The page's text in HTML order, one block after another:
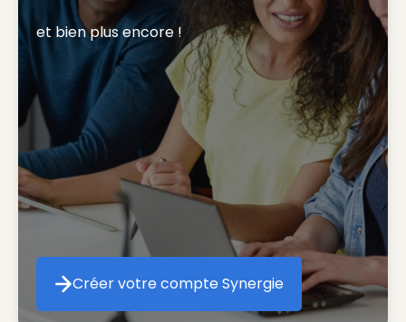
et bien plus encore !
Créer votre compte Synergie
Créer votre compte Synergie